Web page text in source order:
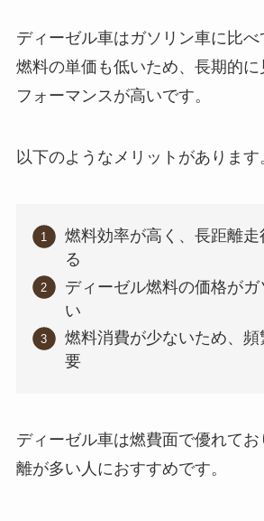
ディーゼル車はガソリン車に比べ
燃料の単価も低いため、長期的
フォーマンスが高いです。
以下のようなメリットがあります
燃料効率が高く、長距離
る
ディーゼル燃料の価格が
い
燃料消費が少ないため、
要
ディーゼル車は燃費面で優れて
離が多い人におすすめです。